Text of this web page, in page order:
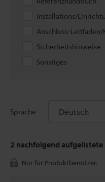
Installations/
Anschluss-
Sicherheitshinweise
Sonstiges
Sprache Deutsch
2 nachfolgend aufgelistete
Nur für Produktbenutzer.